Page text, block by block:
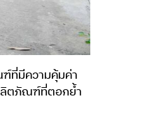
ฑ์ที่มีความคุ้มค่า
ลิตภัณฑ์ที่ตอกย้ำ